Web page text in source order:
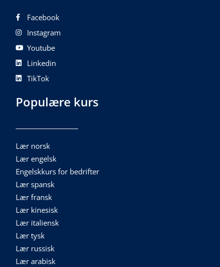
Facebook
Instagram
Youtube
Linkedin
TikTok
Populære kurs
Lær norsk
Lær engelsk
Engelskkurs for bedrifter
Lær spansk
Lær fransk
Lær kinesisk
Lær italiensk
Lær tysk
Lær russisk
Lær arabisk